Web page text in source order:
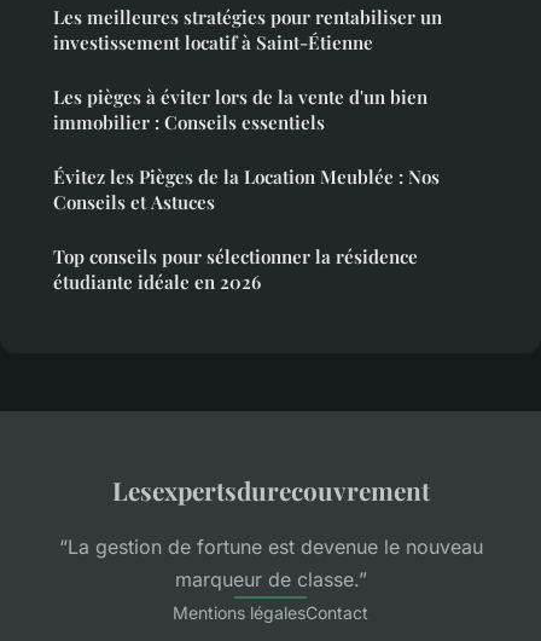
Les meilleures stratégies pour rentabiliser un
investissement locatif à Saint-Étienne
Les pièges à éviter lors de la vente d'un bien
immobilier : Conseils essentiels
Évitez les Pièges de la Location Meublée : Nos
Conseils et Astuces
Top conseils pour sélectionner la résidence
étudiante idéale en 2026
Lesexpertsdurecouvrement
“La gestion de fortune est devenue le nouveau
marqueur de classe.”
Mentions légalesContact